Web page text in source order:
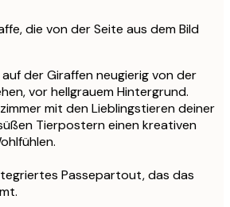
die von der Seite aus dem Bild
der Giraffen neugierig von der
vor hellgrauem Hintergrund.
mit den Lieblingstieren deiner
Tierpostern einen kreativen
Passepartout, das das